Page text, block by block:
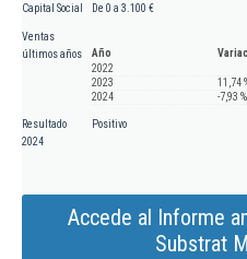
Capital Social De 0 a 3.100 €
Ventas
últimos años
Año
2022
2023
11,74
2024
-7,93 %
Resultado
2024
Positivo
Accede al Informe
Substrat